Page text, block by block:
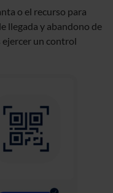
o el recurso para
llegada y abandono de
ejercer un control